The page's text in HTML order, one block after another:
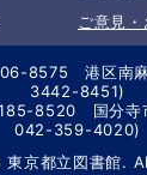
ご意見
106-8575 港区
3442-8451)
185-8520 国分
042-359-4020)
京都立図書館.